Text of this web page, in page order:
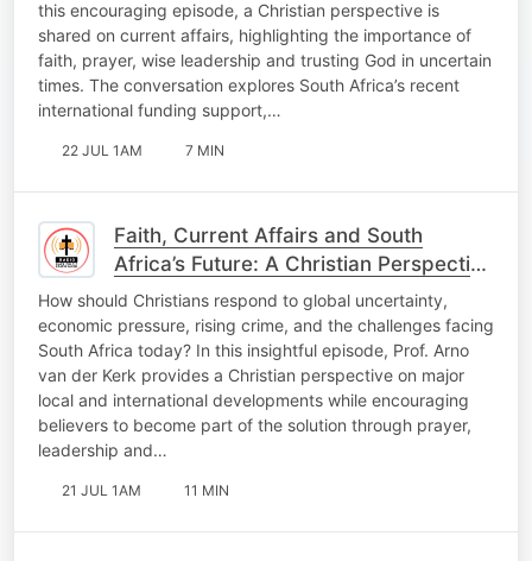
this encouraging episode, a Christian perspective is
shared on current affairs, highlighting the importance of
faith, prayer, wise leadership and trusting God in uncertain
times. The conversation explores South Africa’s recent
international funding support,…
22 JUL 1AM 7 MIN
Faith, Current Affairs and South
Africa’s Future: A Christian Perspective
on Today’s Challenges
How should Christians respond to global uncertainty,
economic pressure, rising crime, and the challenges facing
South Africa today? In this insightful episode, Prof. Arno
van der Kerk provides a Christian perspective on major
local and international developments while encouraging
believers to become part of the solution through prayer,
leadership and…
21 JUL 1AM 11 MIN